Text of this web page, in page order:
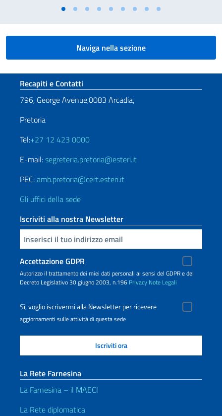
Naviga nella sezione
Sezione footer
Recapiti e Contatti
796, George Avenue,0083 Arcadia,
Pretoria
Tel:+27 12 423 0000
E-mail:segreteria.pretoria@esteri.it
PEC:amb.pretoria@cert.esteri.it
Gli uffici della sede
Iscriviti alla nostra Newsletter
Inserisci la tua email
Accettazione GDPR
Autorizzo il trattamento dei miei dati personali ai sensi del GDPR e del
Decreto Legislativo 30 giugno 2003, n.196 Privacy Note Legali
Sì, voglio iscrivermi alla Newsletter per ricevere
aggiornamenti sulle attività di questa sede
La Rete Farnesina
La Farnesina – il MAECI
La Rete diplomatica